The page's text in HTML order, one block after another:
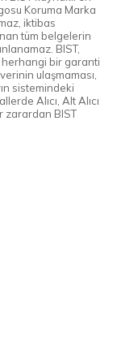
Koruma Marka
iktibas
tüm belgelerin
BIST,
herhangi bir garanti
ulaşmaması,
sistemindeki
Alıcı, Alt Alıcı
zarardan BIST